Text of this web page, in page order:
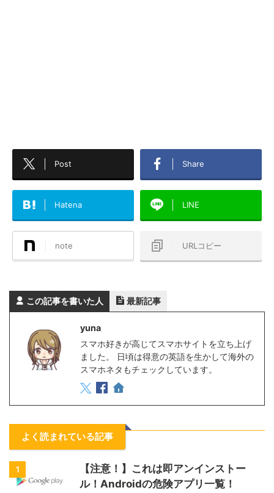
Post Share
Hatena LINE
note URLコピー
この記事を書いた人 最新記事
yuna
スマホ好きが高じてスマホサイトを立ち上げ
ました。 日頃は得意の英語を生かして海外の
スマホネタもチェックしています。
よく読まれている記事
1
【注意！】これは即アンインストー
ル！Androidの危険アプリ一覧！